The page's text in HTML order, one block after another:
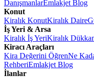
DanışmanlarEmlakjet Blog
Konut
Kiralık KonutKiralık Daire
İş Yeri & Arsa
Kiralık İş YeriKiralık
Kiracı Araçları
Kira Değerini ÖğrenNe
RehberiEmlakjet Blog
İlanlar